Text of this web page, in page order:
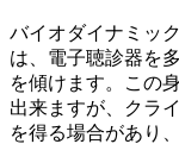
バイオダイナミッ
は、電子聴診器を
を傾けます。この
出来ますが、クラ
を得る場合があり